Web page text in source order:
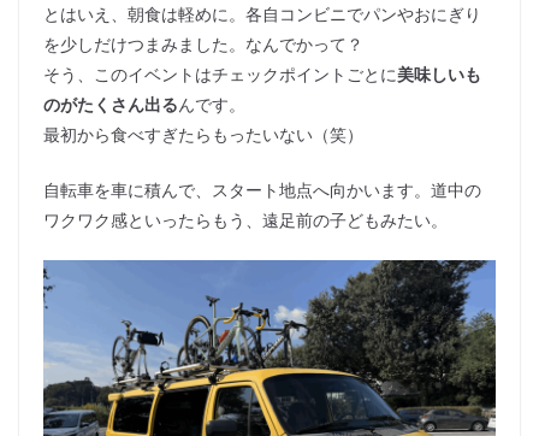
とはいえ、朝食は軽めに。各自コンビニでパンやおにぎり
を少しだけつまみました。なんでかって？
そう、このイベントはチェックポイントごとに美味しいも
のがたくさん出るんです。
最初から食べすぎたらもったいない（笑）
自転車を車に積んで、スタート地点へ向かいます。道中の
ワクワク感といったらもう、遠足前の子どもみたい。